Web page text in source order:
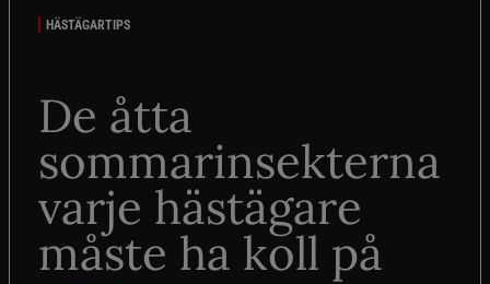
HÄSTÄGARTIPS
De åtta
sommarinsekterna
varje hästägare
måste ha koll på